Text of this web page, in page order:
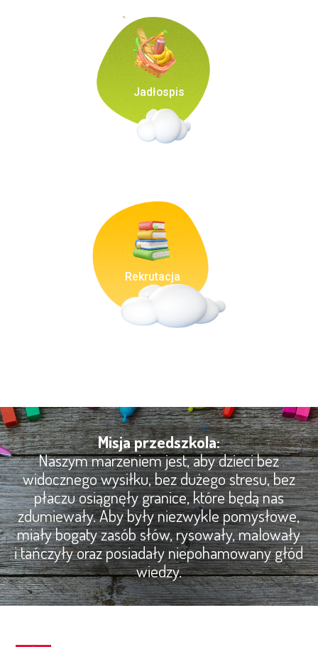
Jadłospis
Rekrutacja
Misja przedszkola:
Naszym marzeniem jest, aby dzieci bez
widocznego wysiłku, bez dużego stresu, bez
płaczu osiągnęły granice, które będą nas
zdumiewały. Aby były niezwykle pomysłowe,
miały bogaty zasób słów, rysowały, malowały
i tańczyły oraz posiadały niepohamowany głód
wiedzy.